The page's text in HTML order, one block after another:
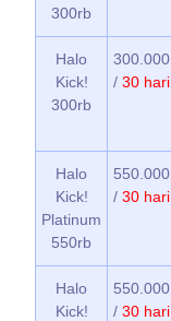
300rb
Halo
Kick!
300rb
300.000
/ 30 hari
Halo
Kick!
Platinum
550rb
550.000
/ 30 hari
Halo
Kick!
550.000
/ 30 hari